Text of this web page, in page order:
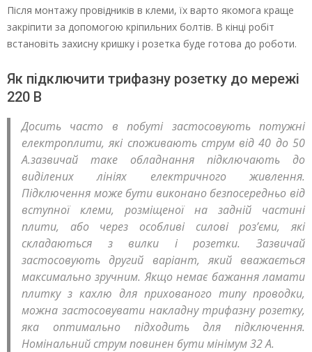
Після монтажу провідників в клеми, їх варто якомога краще
закріпити за допомогою кріпильних болтів. В кінці робіт
встановіть захисну кришку і розетка буде готова до роботи.
Як підключити трифазну розетку до мережі
220 В
Досить часто в побуті застосовують потужні
електроплити, які споживають струм від 40 до 50
А.зазвичай таке обладнання підключають до
виділених лініях електричного живлення.
Підключення може бути виконано безпосередньо від
вступної клеми, розміщеної на задній частині
плити, або через особливі силові роз’єми, які
складаються з вилки і розетки. Зазвичай
застосовують другий варіант, який вважається
максимально зручним. Якщо немає бажання ламати
плитку з кахлю для прихованого типу проводки,
можна застосовувати накладну трифазну розетку,
яка оптимально підходить для підключення.
Номінальний струм повинен бути мінімум 32 А.